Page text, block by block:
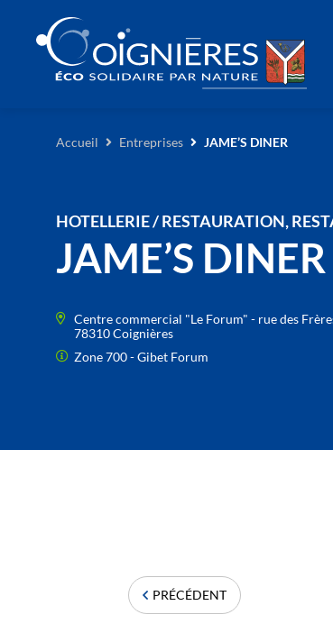
Accueil Entreprises JAME’S DINER
HOTELLERIE / RESTAURATION,
JAME’S DINER
Centre commercial "Le Forum" - rue des
78310 Coignières
Zone 700 - Gibet Forum
PRÉCÉDENT